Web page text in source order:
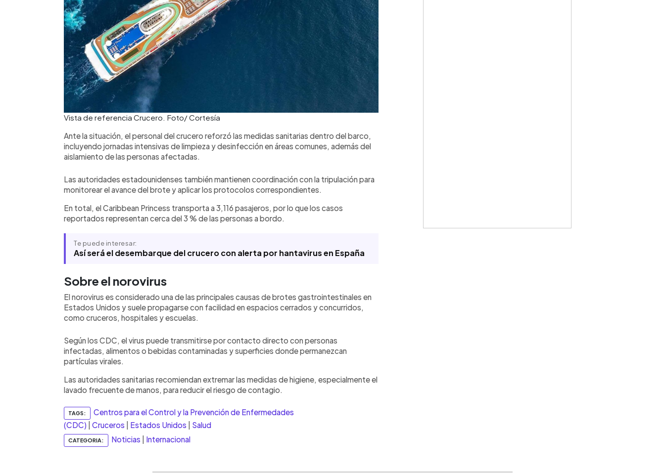
Vista de referencia Crucero. Foto/ Cortesía
Ante la situación, el personal del crucero reforzó las medidas sanitarias dentro del barco,
incluyendo jornadas intensivas de limpieza y desinfección en áreas comunes, además del
aislamiento de las personas afectadas.
Las autoridades estadounidenses también mantienen coordinación con la tripulación para
monitorear el avance del brote y aplicar los protocolos correspondientes.
En total, el Caribbean Princess transporta a 3,116 pasajeros, por lo que los casos
reportados representan cerca del 3 % de las personas a bordo.
Te puede interesar:
Así será el desembarque del crucero con alerta por hantavirus en España
Sobre el norovirus
El norovirus es considerado una de las principales causas de brotes gastrointestinales en
Estados Unidos y suele propagarse con facilidad en espacios cerrados y concurridos,
como cruceros, hospitales y escuelas.
Según los CDC, el virus puede transmitirse por contacto directo con personas
infectadas, alimentos o bebidas contaminadas y superficies donde permanezcan
partículas virales.
Las autoridades sanitarias recomiendan extremar las medidas de higiene, especialmente el
lavado frecuente de manos, para reducir el riesgo de contagio.
TAGS:
Centros para el Control y la Prevención de Enfermedades
(CDC) Cruceros Estados Unidos Salud
CATEGORIA: Noticias Internacional